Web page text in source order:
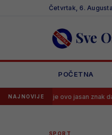
Četvrtak, 6.
Sve
POČETNA
NAJNOVIJE
li je ovo jasan znak da će Dedić u
SPORT